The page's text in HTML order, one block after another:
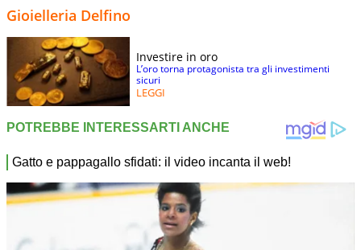
Gioielleria Delfino
Investire in oro
L’oro torna protagonista tra gli investimenti
sicuri
LEGGI